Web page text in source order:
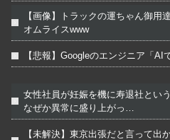
【画像】トラックの運ちゃん御用
オムライスwww
【悲報】Googleのエンジニア「AI
女性社員が妊娠を機に寿退社とい
なぜか異常に盛り上がっ…
【未解決】東京出張だと言って出